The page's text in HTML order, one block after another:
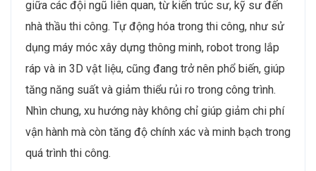
pháp lý thông thoáng hơn đã tạo điều kiện thuận lợi
cho việc phát triển nhiều dự án bất động sản lớn. Phân
khúc nhà ở xã hội và khu công nghiệp được đặc biệt
chú trọng, đồng thời các dự án hạ tầng giao thông như
đường vành đai và hệ thống metro tiếp tục được triển
khai, mở ra nhu cầu lớn về nhân lực​.
Môi trường làm việc trong ngành Bất động sản – Xây